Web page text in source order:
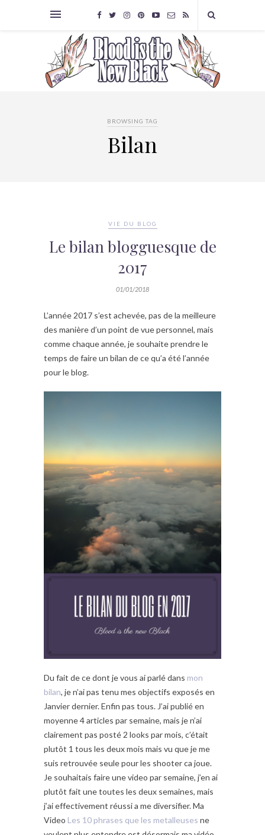
BROWSING TAG
Bilan
VIE DU BLOG
Le bilan blogguesque de
2017
01/01/2018
L’année 2017 s’est achevée, pas de la meilleure
des manière d’un point de vue personnel, mais
comme chaque année, je souhaite prendre le
temps de faire un bilan de ce qu’a été l’année
pour le blog.
Du fait de ce dont je vous ai parlé dans mon
bilan, je n’ai pas tenu mes objectifs exposés en
Janvier dernier. Enfin pas tous. J’ai publié en
moyenne 4 articles par semaine, mais je n’ai
clairement pas posté 2 looks par mois, c’était
plutôt 1 tous les deux mois mais vu que je me
suis retrouvée seule pour les shooter ca joue.
Je souhaitais faire une video par semaine, j’en ai
plutôt fait une toutes les deux semaines, mais
j’ai effectivement réussi a me diversifier. Ma
Video Les 10 phrases que les metalleuses ne